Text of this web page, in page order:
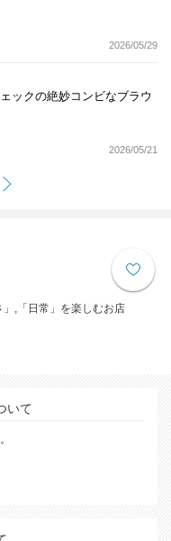
2026/05/29
ックの絶妙コンビなブラウ
2026/05/21
,「日常」を楽しむお店
いて